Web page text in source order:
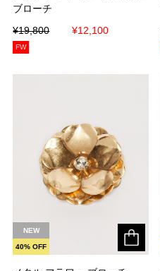
ブローチ
¥19,800
¥12,100
ブローチ
¥19,800
¥12,100
FW
NEW
40% OFF